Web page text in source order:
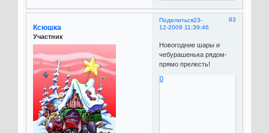
Поделиться 83
23-
12-2009 11:39:46
Ксюшка
Участник
Новогодние шары и
чебурашенька рядом-
прямо прелесть!
0